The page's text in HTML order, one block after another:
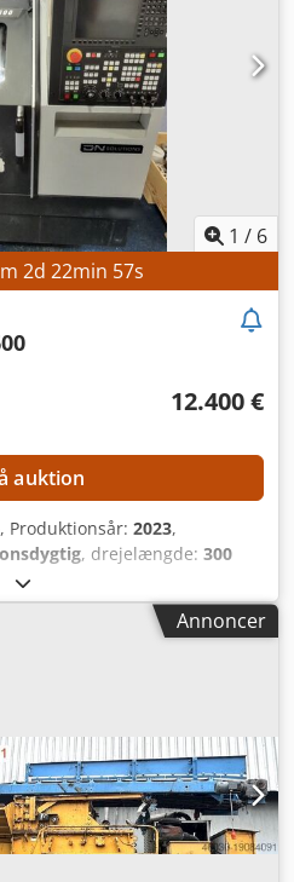
1 / 6
2d 22min 55s
12.400 €
auktion
, Produktionsår: 2023,
, drejelængde: 300
, spindelboring:
o/min, controller model:
efter aftale besigtiges med en
DETALJER Maksimal
drejelængde: ca. 300
Værktøjsrevolver: 12
FANUC CNC
ca. 6.458 timer
Spænding: AC 380 V (med
effekt: 14,97 kVA Strøm
Afbrydelseskapacitet: 5 kA
Annoncer